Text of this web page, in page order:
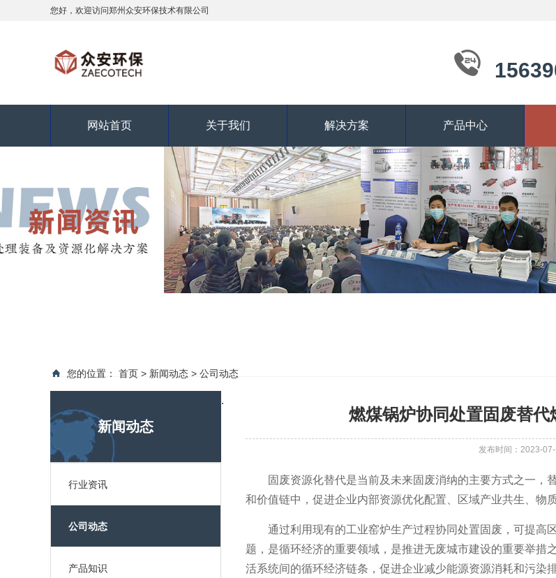
您好，欢迎访问郑州众安环保技术有限公司
网站首页 关于我们 解决方案 产品中心
您的位置： 首页 > 新闻动态 > 公司动态
.
新闻动态
行业资讯
公司动态
产品知识
燃煤锅炉协同处置固废替
发布时间：2023-
固废资源化替代是当前及未来固废消纳的主要方式之一
和价值链中，促进企业内部资源优化配置、区域产业共生、物
通过利用现有的工业窑炉生产过程协同处置固废，可提高
题，是循环经济的重要领域，是推进无废城市建设的重要举
活系统间的循环经济链条，促进企业减少能源资源消耗和污染